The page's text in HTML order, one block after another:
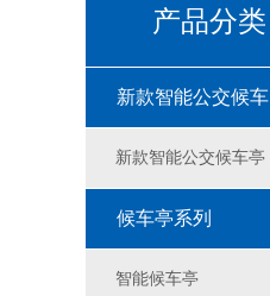
产品分类
新款智能公交候车
亭
新款智能公交候车亭
候车亭系列
智能候车亭